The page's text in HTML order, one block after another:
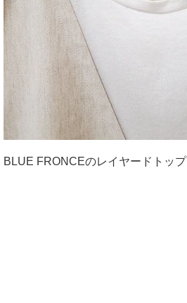
BLUE FRONCEのレイヤードトップ